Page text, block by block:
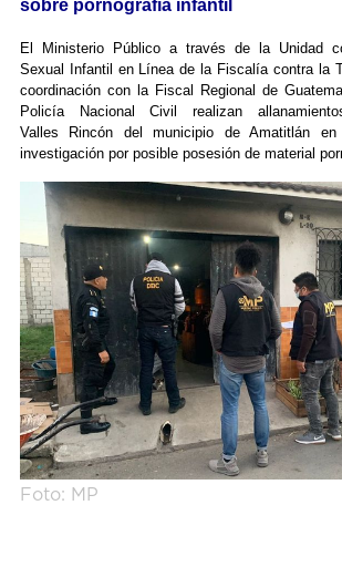
sobre pornografía infantil
El Ministerio Público a través de la Unidad
Sexual Infantil en Línea de la Fiscalía contra la
coordinación con la Fiscal Regional de
Policía Nacional Civil realizan
Valles Rincón del municipio de Amatitlán
investigación por posible posesión de material
Foto: MP